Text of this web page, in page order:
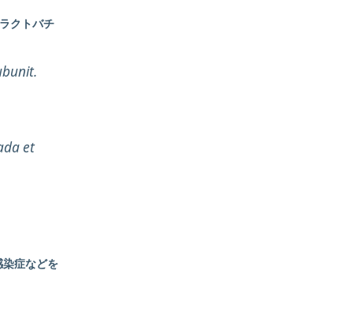
ラクトバチ
et
症などを